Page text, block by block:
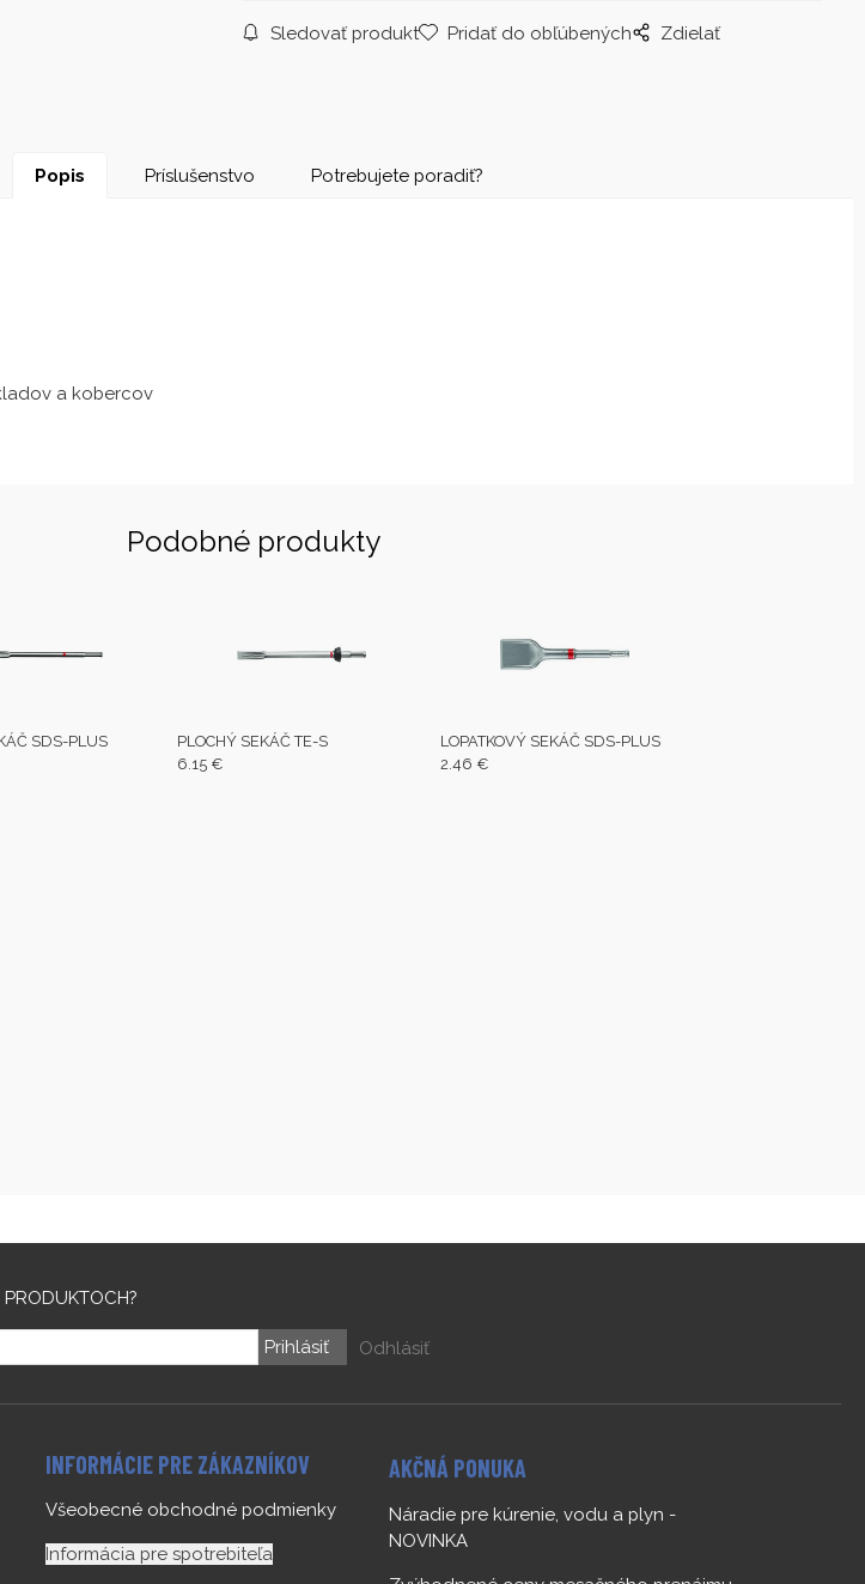
Sledovať produkt Pridať do obľúbených Zdielať
Popis Príslušenstvo Potrebujete poradiť?
a kobercov
Podobné produkty
SDS-PLUS
PLOCHÝ SEKÁČ TE-S
6.15 €
LOPATKOVÝ SEKÁČ SDS-PLUS
2.46 €
Prihlásiť Odhlásiť
INFORMÁCIE PRE ZÁKAZNÍKOV
Všeobecné obchodné podmienky
Informácia pre spotrebiteľa
AKČNÁ PONUKA
Náradie pre kúrenie, vodu a plyn -
NOVINKA